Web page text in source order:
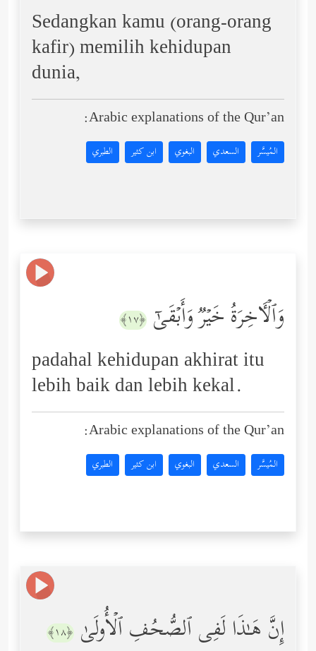
Sedangkan kamu (orang-orang
kafir) memilih kehidupan
dunia,
Arabic explanations of the Qur’an:
المُيسَّر السعدي البغوي ابن كثير الطبري
وَٱلۡـَٔاخِرَةُ خَیۡرࣱ وَأَبۡقَىٰۤ ﴿١٧﴾
padahal kehidupan akhirat itu
lebih baik dan lebih kekal.
Arabic explanations of the Qur’an:
المُيسَّر السعدي البغوي ابن كثير الطبري
إِنَّ هَـٰذَا لَفِی ٱلصُّحُفِ ٱلۡأُولَىٰ ﴿١٨﴾